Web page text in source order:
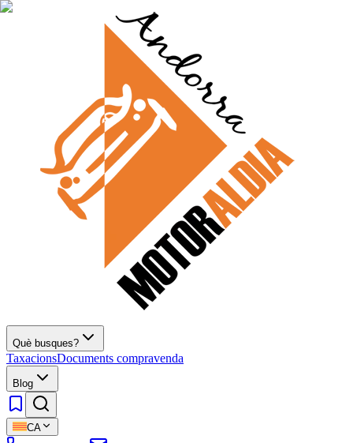
Què busques?
TaxacionsDocuments compravenda
Blog
CA